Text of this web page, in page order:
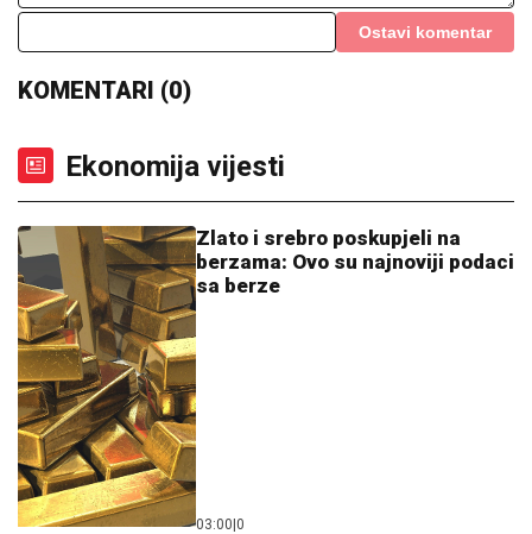
Ostavi komentar
KOMENTARI (0)
Ekonomija vijesti
Zlato i srebro poskupjeli na
berzama: Ovo su najnoviji podaci
sa berze
03:00 0